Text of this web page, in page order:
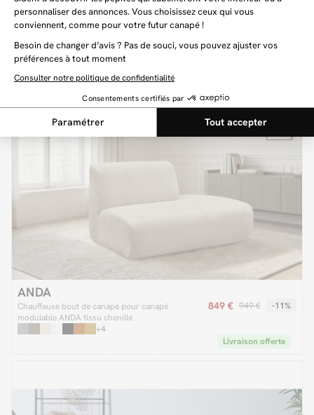
Chauffeuse 1 place avec têtière pour canapé modulable JANA
tissu chiné
+2
Livraison offerte
Dernière chance
ANDA
Chauffeuse bout de canapé pour canapé
modulable ANDA tissu chenille
849 € 949 € -11%
+4
Livraison offerte